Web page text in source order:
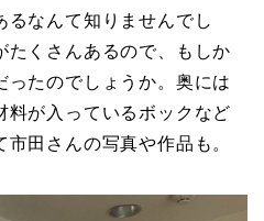
るなんて知りませんでし
たくさんあるので、もしか
ったのでしょうか。奥には
料が入っているボックなど
田さんの写真や作品も。